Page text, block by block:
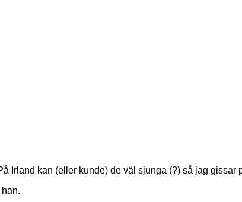
Irland kan (eller kunde) de väl sjunga (?) så jag